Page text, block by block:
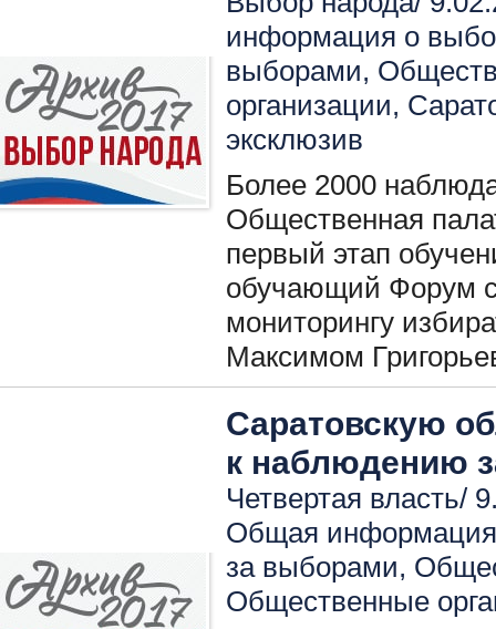
информация о
выборами,
организации,
эксклюзив
Более 2000
Общественная
первый этап
обучающий Форум
мониторингу
Максимом
Саратовскую
к наблюдению
Четвертая власть/
Общая
за выборами,
Общественные